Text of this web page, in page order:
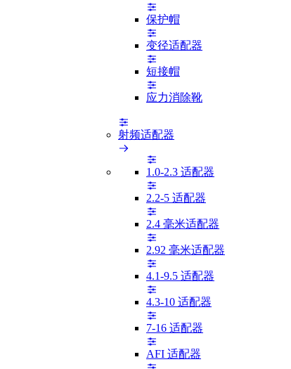
保护帽
变径适配器
短接帽
应力消除靴
射频适配器
1.0-2.3 适配器
2.2-5 适配器
2.4 毫米适配器
2.92 毫米适配器
4.1-9.5 适配器
4.3-10 适配器
7-16 适配器
AFI 适配器